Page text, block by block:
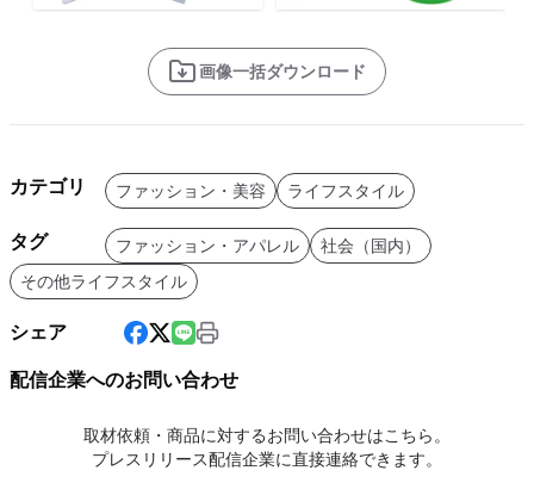
画像一括ダウンロード
カテゴリ ファッション・美容 ライフスタイル
タグ ファッション・アパレル
社会（国内）
その他ライフスタイル
シェア
配信企業へのお問い合わせ
取材依頼・商品に対するお問い合わせはこちら。
プレスリリース配信企業に直接連絡できます。